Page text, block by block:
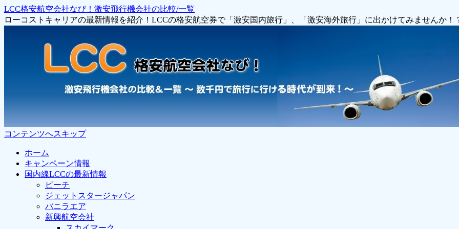
LCC格安航空会社なび！激安飛行機会社の比較/一覧
ローコストキャリアの最新情報を紹介！LCCの格安航空券で「激安国内旅行」、「激安海外旅行」に出かけてみませんか！
コンテンツへスキップ
ホーム
キャンペーン情報
国内線LCCの最新情報
ピーチ
ジェットスタージャパン
バニラエア
新興航空会社